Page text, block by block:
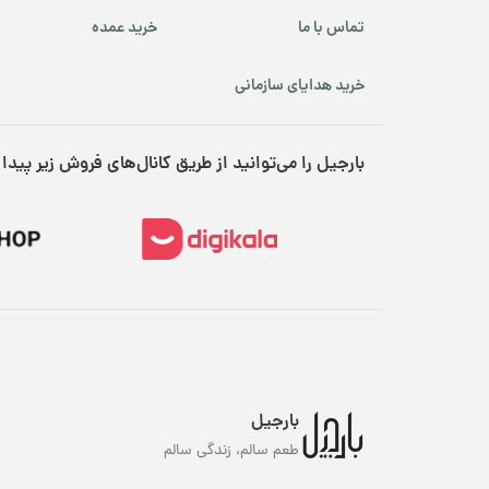
تماس با ما خرید عمده
خرید هدایای سازمانی
بارجیل را می‌توانید از طریق کانال‌های فروش زیر
بارجیل
طعم سالم، زندگی سالم